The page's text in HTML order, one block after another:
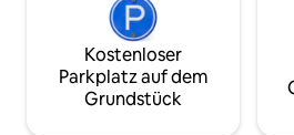
Kostenloser
Parkplatz auf dem
Grundstück